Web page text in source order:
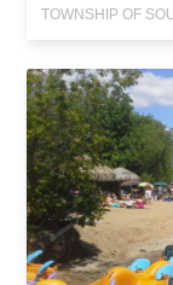
TOWNSHIP OF